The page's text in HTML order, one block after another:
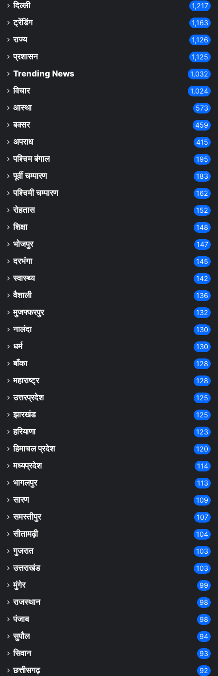
दिल्ली 1,217
ट्रेंडिंग 1,163
राज्य 1,126
प्रशासन 1,125
Trending News 1,032
विचार 1,024
आस्था 573
बक्सर 459
अपराध 415
पश्चिम बंगाल 195
पूर्वी चम्पारण 183
पश्चिमी चम्पारण 162
रोहतास 152
शिक्षा 148
भोजपुर 147
दरभंगा 145
स्वास्थ्य 142
वैशाली 136
मुजफ्फरपुर 132
नालंदा 130
धर्म 130
बाँका 128
महाराष्ट्र 128
उत्तरप्रदेश 125
झारखंड 125
हरियाणा 123
हिमाचल प्रदेश 120
मध्यप्रदेश 114
भागलपुर 113
सारण 109
समस्तीपुर 107
सीतामढ़ी 104
गुजरात 103
उत्तराखंड 103
मुंगेर 99
राजस्थान 98
पंजाब 98
सुपौल 94
सिवान 93
छत्तीसगढ़ 92